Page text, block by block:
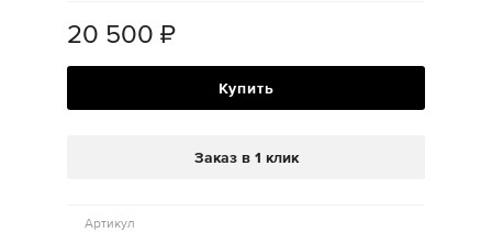
20 500 ₽
Купить
Заказ в 1 клик
Артикул